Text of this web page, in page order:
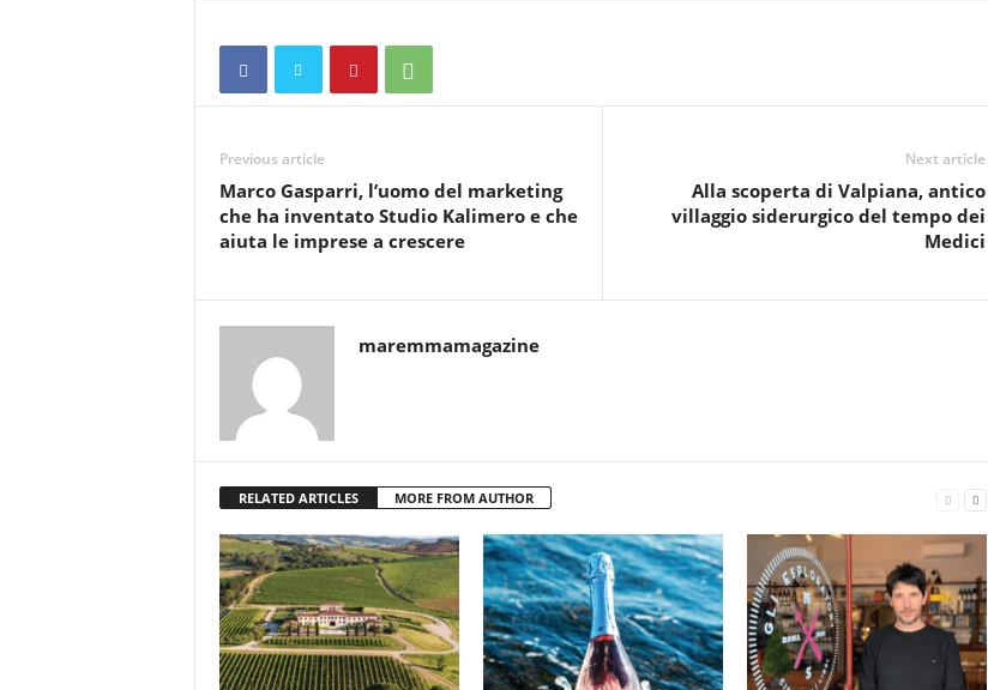
Previous article
Marco Gasparri, l’uomo del marketing
che ha inventato Studio Kalimero e che
aiuta le imprese a crescere
Next article
Alla scoperta di Valpiana, antico
villaggio siderurgico del tempo dei
Medici
maremmamagazine
RELATED ARTICLES MORE FROM AUTHOR